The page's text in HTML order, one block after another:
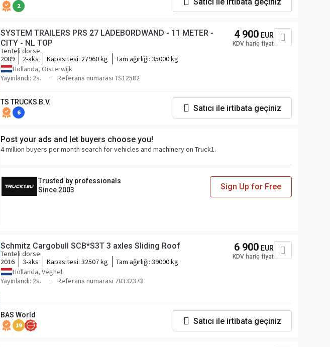
2
SYSTEM TRAILERS PRS 27 LADEBORDWAND - 11 METER -
CITY - NL TOP
Tenteli dorse
2009
2-aks Kapasitesi: 27960 kg Tam ağırlığı: 35000 kg
Hollanda, Oisterwijk
Yayınlandı: 2s.
Referans numarası TS12582
4 900 EUR
KDV hariç fiyat
TS TRUCKS B.V.
6 Satıcı ile irtibata geçiniz
Post your ads and let buyers choose you!
4 million buyers per month search for vehicles and machinery on Truck1.
Trusted by professionals
Since 2003
Sign Up for Free
Schmitz Cargobull SCB*S3T 3 axles Sliding Roof
Tenteli dorse
2016
3-aks Kapasitesi: 32507 kg Tam ağırlığı: 39000 kg
Hollanda, Veghel
Yayınlandı: 2s.
Referans numarası 70332373
6 900 EUR
KDV hariç fiyat
BAS World
19 Satıcı ile irtibata geçiniz